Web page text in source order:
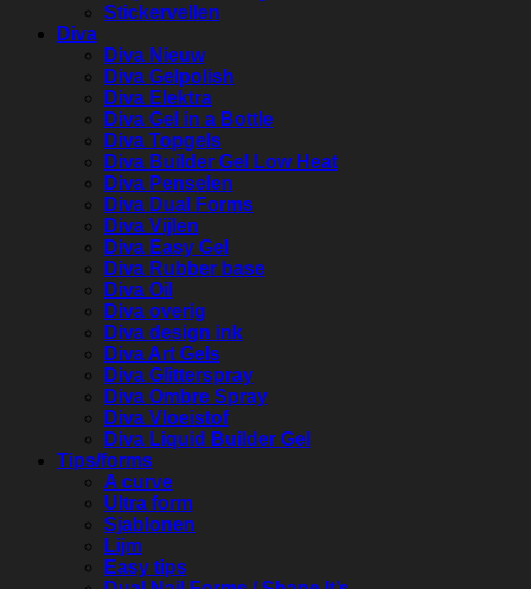
Stickervellen
Diva
Diva Nieuw
Diva Gelpolish
Diva Elektra
Diva Gel in a Bottle
Diva Topgels
Diva Builder Gel Low Heat
Diva Penselen
Diva Dual Forms
Diva Vijlen
Diva Easy Gel
Diva Rubber base
Diva Oil
Diva overig
Diva design ink
Diva Art Gels
Diva Glitterspray
Diva Ombre Spray
Diva Vloeistof
Diva Liquid Builder Gel
Tips/forms
A curve
Ultra form
Sjablonen
Lijm
Easy tips